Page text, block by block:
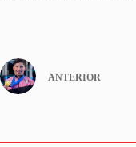
ANTERIOR